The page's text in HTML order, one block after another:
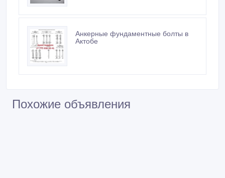
Анкерные фундаментные болты в
Актобе
Похожие объявления